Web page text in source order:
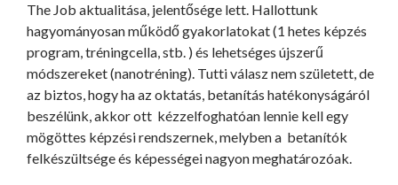
The Job aktualitása, jelentősége lett. Hallottunk
hagyományosan működő gyakorlatokat (1 hetes képzés
program, tréningcella, stb. ) és lehetséges újszerű
módszereket (nanotréning). Tutti válasz nem született, de
az biztos, hogy ha az oktatás, betanítás hatékonyságáról
beszélünk, akkor ott kézzelfoghatóan lennie kell egy
mögöttes képzési rendszernek, melyben a betanítók
felkészültsége és képességei nagyon meghatározóak.